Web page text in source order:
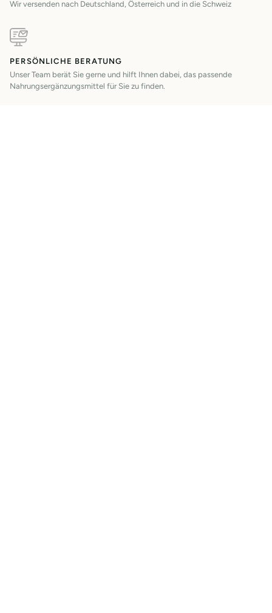
Wir versenden nach Deutschland, Österreich und in die Schweiz
PERSÖNLICHE BERATUNG
Unser Team berät Sie gerne und hilft Ihnen dabei, das passende
Nahrungsergänzungsmittel für Sie zu finden.